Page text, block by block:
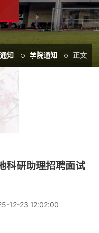
知 学院通知 正文
科研助理招聘面试
12-23 12:02:00